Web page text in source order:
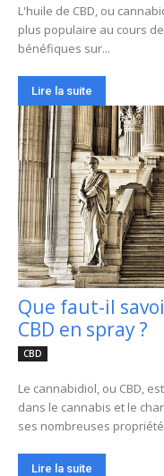
L'huile de CBD, ou
plus populaire au cours
bénéfiques sur...
Lire la suite
Que faut-il
CBD en spray ?
CBD
Le cannabidiol, ou CBD,
dans le cannabis et le
ses nombreuses
Lire la suite